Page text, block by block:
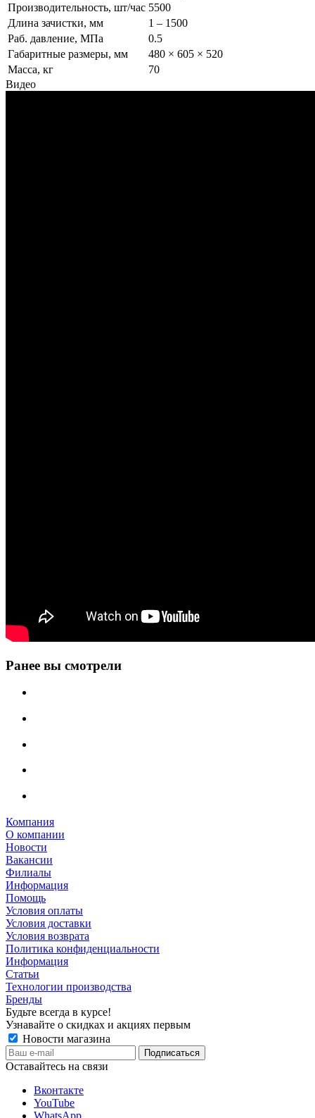
Производительность, шт/час 5500
Длина зачистки, мм
1 – 1500
Раб. давление, МПа
0.5
Габаритные размеры, мм
480 × 605 × 520
Масса, кг
70
Видео
Ранее вы смотрели
Компания
О компании
Новости
Вакансии
Филиалы
Информация
Помощь
Условия оплаты
Условия доставки
Условия возврата
Политика конфиденциальности
Информация
Статьи
Технологии производства
Бренды
Будьте всегда в курсе!
Узнавайте о скидках и акциях первым
Новости магазина
Оставайтесь на связи
Вконтакте
YouTube
WhatsApp